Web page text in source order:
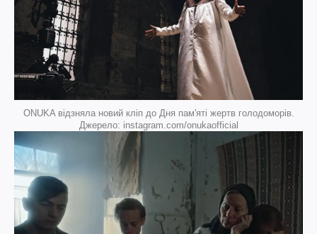
ONUKA відзняла новий кліп до Дня пам'яті жертв голодоморів.
Джерело: instagram.com/onukaofficial